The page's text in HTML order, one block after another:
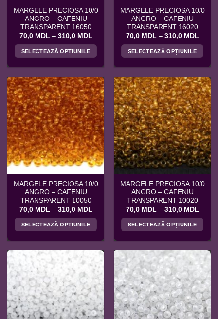
produsului.
produsului.
MARGELE PRECIOSA 10/0
ANGRO – CAFENIU
TRANSPARENT 16050
70,0 MDL – 310,0 MDLInterval
prețuri:
70,0 MDL
la
SELECTEAZĂ OPȚIUNILE
are
mai
multe
variații.
Opțiunile
pot
fi
alese
în
pagina
produsului.
MARGELE PRECIOSA 10/0
ANGRO – CAFENIU
TRANSPARENT 16020
70,0 MDL – 310,0 MDL
70,0
la
SELECTEAZĂ OPȚIUNILE
are
mai
multe
variații.
Opțiunile
pot
fi
alese
în
pagina
produsului.
MARGELE PRECIOSA 10/0
ANGRO – CAFENIU
TRANSPARENT 10050
70,0 MDL – 310,0 MDL
prețuri:
70,0 MDL
la
SELECTEAZĂ OPȚIUNILE
mai
multe
variații.
Opțiunile
pot
MARGELE PRECIOSA 10/0
ANGRO – CAFENIU
TRANSPARENT 10020
70,0 MDL – 310,0 MDL
70,0
la
SELECTEAZĂ OPȚIUNILE
are
mai
multe
variații.
Opțiunile
pot